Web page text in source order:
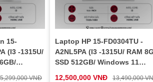
15-
(I3 -1315U/
VNĐ
Laptop HP 15-FD0304TU -
A2NL5PA (I3 -1315U/ RAM
SSD 512GB/ Windows 11
12,500,000 VNĐ
13,490,000